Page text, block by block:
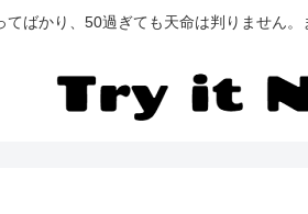
てばかり、50過ぎても天命は判りません。